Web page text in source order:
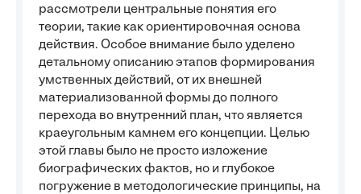
рассмотрели центральные понятия его
теории, такие как ориентировочная основа
действия. Особое внимание было уделено
детальному описанию этапов формирования
умственных действий, от их внешней
материализованной формы до полного
перехода во внутренний план, что является
краеугольным камнем его концепции. Целью
этой главы было не просто изложение
биографических фактов, но и глубокое
погружение в методологические принципы, на